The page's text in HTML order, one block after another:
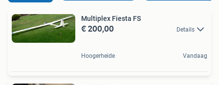
Multiplex Fiesta FS
€ 200,00 Details
Hoogerheide Vandaag